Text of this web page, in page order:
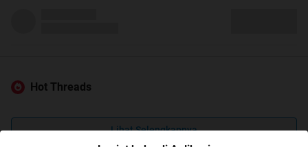
Hot Threads
Lihat Selengkapnya